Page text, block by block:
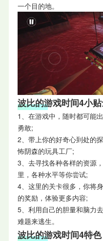
一个目的地。
波比的游戏时间4小
1、在游戏中，随时都可能
勇敢;
2、带上你的好奇心到处的
怖阴森的玩具工厂;
3、去寻找各种各样的资源
里，各种水平等你尝试;
4、这里的关卡很多，你将
的奖励，体验更多内容;
5、利用自己的胆量和脑力
难题来逃生。
波比的游戏时间4特色